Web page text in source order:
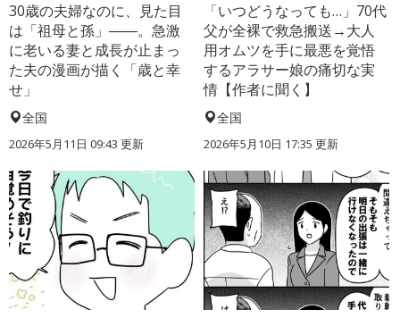
30歳の夫婦なのに、見た目
は「祖母と孫」――。急激
に老いる妻と成長が止まっ
た夫の漫画が描く「歳と幸
せ」
全国
2026年5月11日 09:43 更新
「いつどうなっても…」70代
父が全裸で救急搬送→大人
用オムツを手に最悪を覚悟
するアラサー娘の痛切な実
情【作者に聞く】
全国
2026年5月10日 17:35 更新